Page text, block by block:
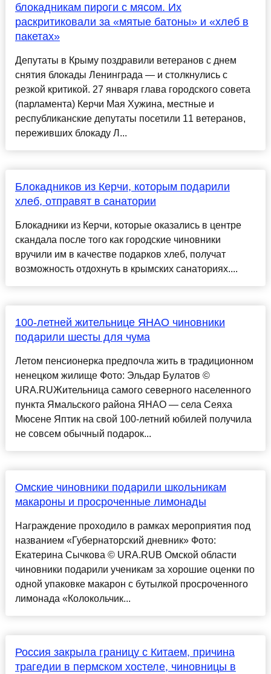
блокадникам пироги с мясом. Их
раскритиковали за «мятые батоны» и «хлеб в
пакетах»
Депутаты в Крыму поздравили ветеранов с днем
снятия блокады Ленинграда — и столкнулись с
резкой критикой. 27 января глава городского совета
(парламента) Керчи Мая Хужина, местные и
республиканские депутаты посетили 11 ветеранов,
переживших блокаду Л...
Блокадников из Керчи, которым подарили
хлеб, отправят в санатории
Блокадники из Керчи, которые оказались в центре
скандала после того как городские чиновники
вручили им в качестве подарков хлеб, получат
возможность отдохнуть в крымских санаториях....
100-летней жительнице ЯНАО чиновники
подарили шесты для чума
Летом пенсионерка предпочла жить в традиционном
ненецком жилище Фото: Эльдар Булатов ©
URA.RUЖительница самого северного населенного
пункта Ямальского района ЯНАО — села Сеяха
Мюсене Яптик на свой 100-летний юбилей получила
не совсем обычный подарок...
Омские чиновники подарили школьникам
макароны и просроченные лимонады
Награждение проходило в рамках мероприятия под
названием «Губернаторский дневник» Фото:
Екатерина Сычкова © URA.RUВ Омской области
чиновники подарили ученикам за хорошие оценки по
одной упаковке макарон с бутылкой просроченного
лимонада «Колокольчик...
Россия закрыла границу с Китаем, причина
трагедии в пермском хостеле, чиновницы в